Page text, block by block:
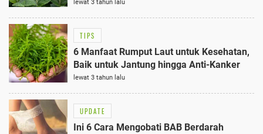
Mengatasi Mual
lewat 3 tahun lalu
TIPS
6 Manfaat Rumput Laut untuk Kesehatan,
Baik untuk Jantung hingga Anti-Kanker
lewat 3 tahun lalu
UPDATE
Ini 6 Cara Mengobati BAB Berdarah